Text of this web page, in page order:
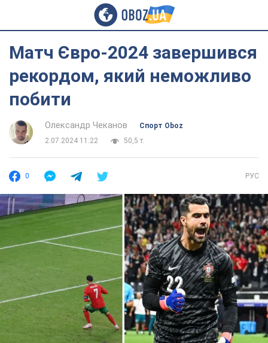
Матч Євро-2024 завершився
рекордом, який неможливо
побити
Олександр Чеканов
Спорт Oboz
2.07.2024 11:22
50,5 т.
0 РУС